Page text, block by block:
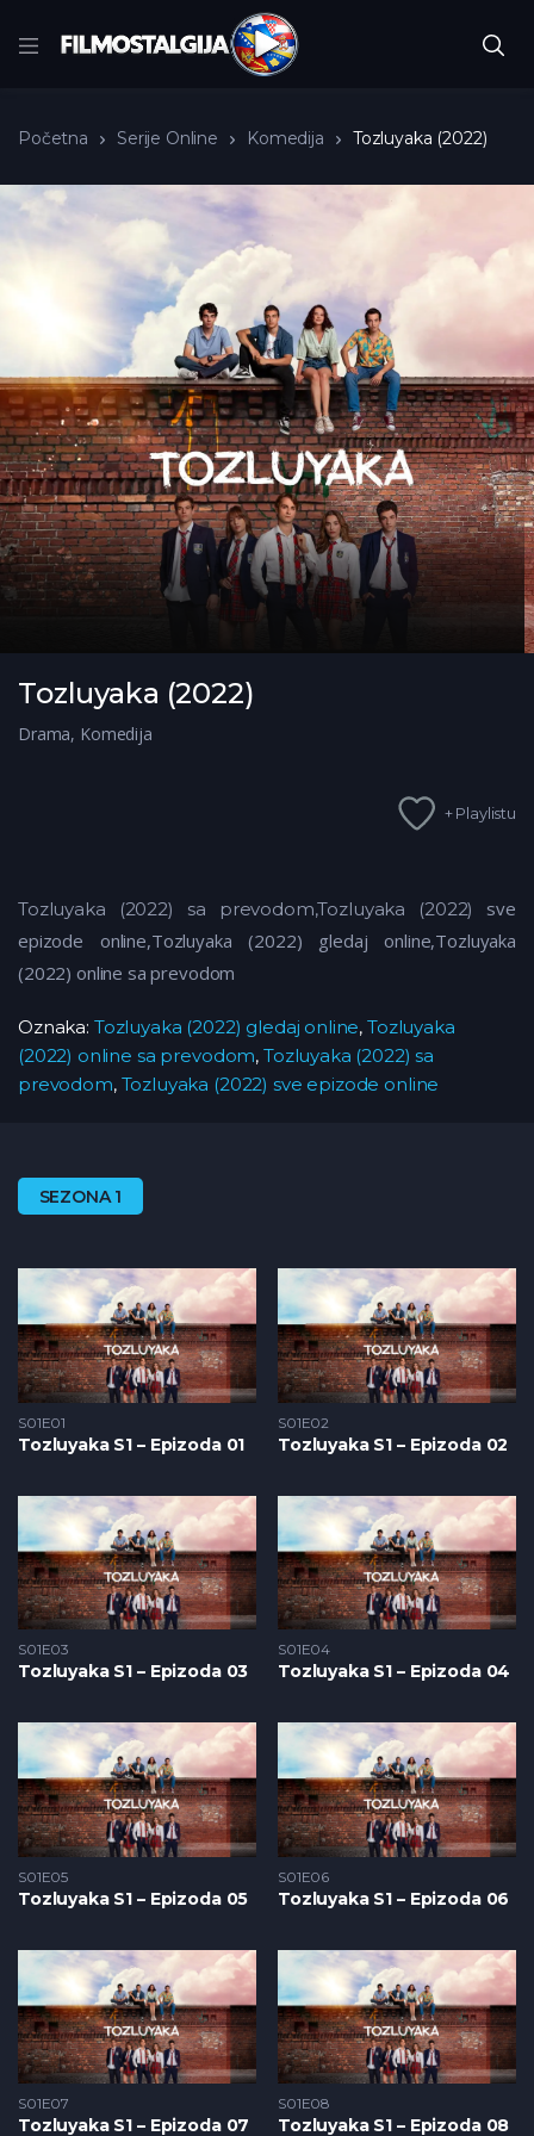
Početna Serije Online Komedija Tozluyaka (2022)
Tozluyaka (2022)
Drama, Komedija
+ Playlistu
Tozluyaka (2022) sa prevodom,Tozluyaka (2022)
sve
epizode online,Tozluyaka (2022) gledaj online,Tozluyaka
(2022) online sa prevodom
Oznaka: Tozluyaka (2022) gledaj online,Tozluyaka
(2022) online sa prevodom, Tozluyaka (2022) sa
prevodom, Tozluyaka (2022) sve epizode online
SEZONA 1
S01E01
Tozluyaka S1 – Epizoda 01
S01E02
Tozluyaka S1 – Epizoda 02
S01E03
Tozluyaka S1 – Epizoda 03
S01E04
Tozluyaka S1 – Epizoda 04
S01E05
Tozluyaka S1 – Epizoda 05
S01E06
Tozluyaka S1 – Epizoda 06
S01E07
Tozluyaka S1 – Epizoda 07
S01E08
Tozluyaka S1 – Epizoda 08